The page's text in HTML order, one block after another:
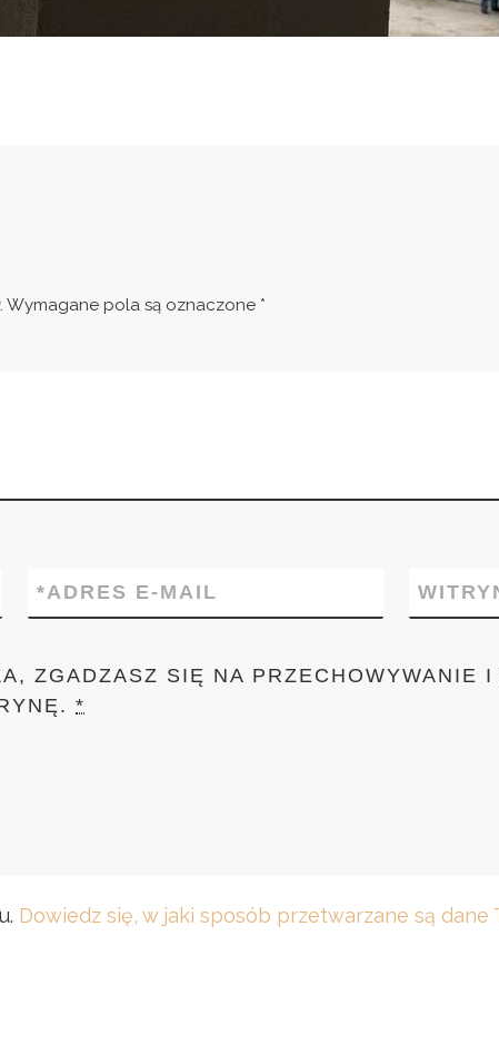
Wymagane pola są oznaczone *
ADRES E-MAIL
*
ZGADZASZ SIĘ NA PRZECHOWYWANIE
*
Dowiedz się, w jaki sposób przetwarzane są dane